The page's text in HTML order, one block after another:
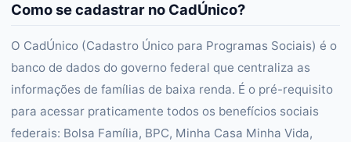
Como se cadastrar no CadÚnico?
O CadÚnico (Cadastro Único para Programas Sociais) é o
banco de dados do governo federal que centraliza as
informações de famílias de baixa renda. É o pré-requisito
para acessar praticamente todos os benefícios sociais
federais: Bolsa Família, BPC, Minha Casa Minha Vida,